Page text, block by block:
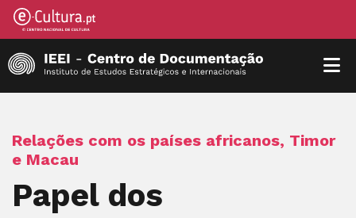
Relações com os países africanos, Timor
e Macau
Papel dos